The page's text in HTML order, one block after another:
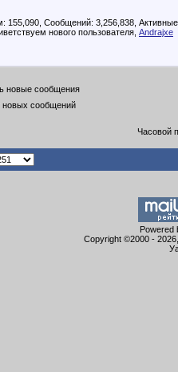
155,090, Сообщений: 3,256,838,
нового пользователя, Andrajxe
новые сообщения
новых сообщений
Часовой
Powered
Copyright ©2000 -